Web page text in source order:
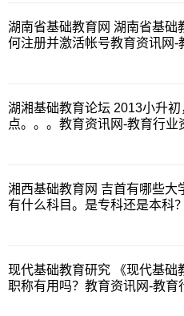
湖南省基础教育网 湖南省基础
何注册并激活帐号教育资讯网-
湖湘基础教育论坛 2013小升
点。。。教育资讯网-教育行业
湘西基础教育网 吉首有哪些大
有什么科目。是专科还是本科
现代基础教育研究 《现代基础
职称有用吗？教育资讯网-教育